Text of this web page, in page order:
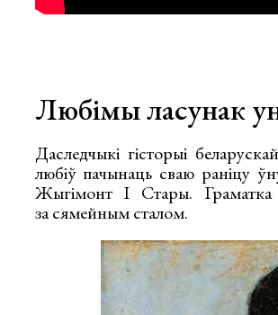
Любімы ласунак
Даследчыкі гісторыі
любіў пачынаць сваю раніцу
Жыгімонт І Стары.
за сямейным сталом.